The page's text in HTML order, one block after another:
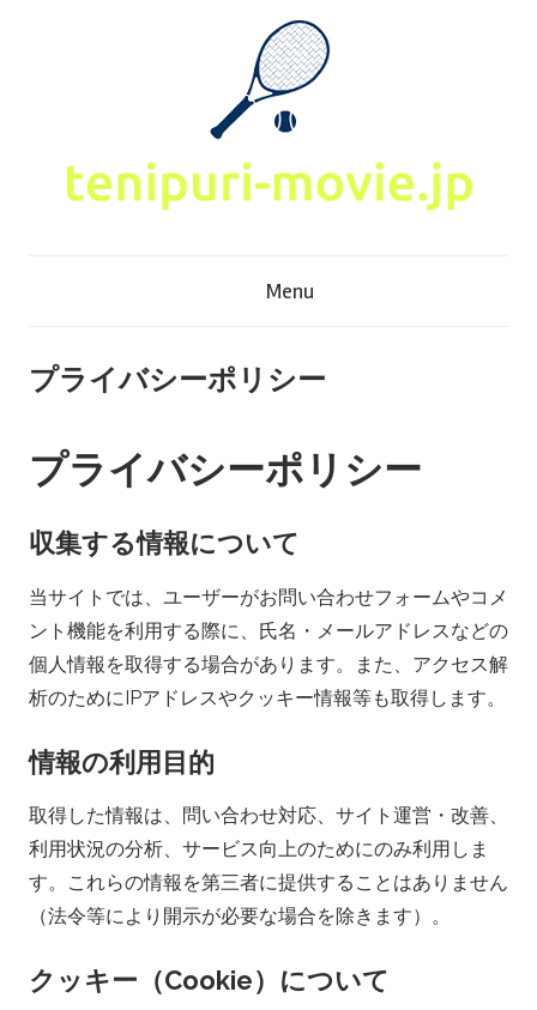
n
i
p
u
r
i
-
M
o
v
i
Menu
プライバシーポリシー
プライバシーポリシー
収集する情報について
当サイトでは、ユーザーがお問い合わせフォームやコメ
ント機能を利用する際に、氏名・メールアドレスなどの
個人情報を取得する場合があります。また、アクセス解
析のためにIPアドレスやクッキー情報等も取得します。
情報の利用目的
取得した情報は、問い合わせ対応、サイト運営・改善、
利用状況の分析、サービス向上のためにのみ利用しま
す。これらの情報を第三者に提供することはありません
（法令等により開示が必要な場合を除きます）。
クッキー（Cookie）について